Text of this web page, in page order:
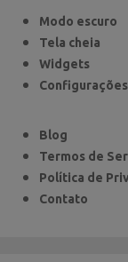
Modo escuro
Tela cheia
Widgets
Configurações
Blog
Termos de
Política de
Contato